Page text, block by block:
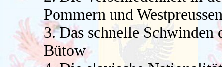
Pommern und
3. Das schnelle
Bütow